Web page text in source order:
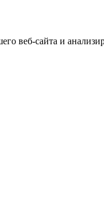
веб-сайта и